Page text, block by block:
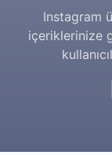
Instagram
içeriklerinize